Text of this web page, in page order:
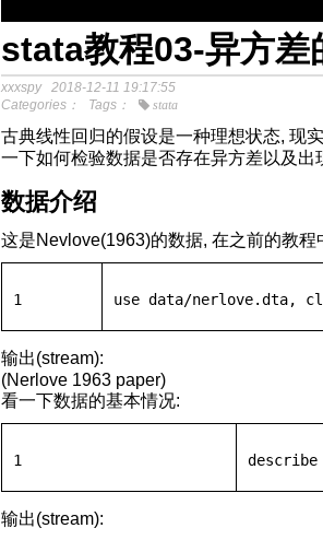
Process-Analysis第二版PDF下载
stata教程03-异方差
xxxspy
2018-12-11 19:17:55
Categories：
Tags： stata
古典线性回归的假设是一种理想状态, 现
一下如何检验数据是否存在异方差以及出
数据介绍
这是Nevlove(1963)的数据, 在之前的教
1 use data/nerlove.dta,
输出(stream):
(Nerlove 1963 paper)
看一下数据的基本情况:
1 describe
输出(stream):